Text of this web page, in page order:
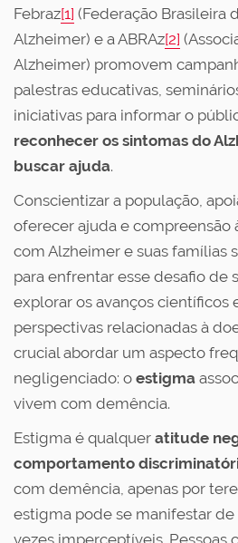
Febraz[1] (Federação Brasileira
Alzheimer) e a ABRAz[2]
Alzheimer) promovem
palestras educativas,
iniciativas para informar o
reconhecer os sintomas do
buscar ajuda.
Conscientizar a população,
oferecer ajuda e compreensão
com Alzheimer e suas famílias
para enfrentar esse desafio de
explorar os avanços científicos
perspectivas relacionadas à
crucial abordar um aspecto
negligenciado: o estigma
vivem com demência.
Estigma é qualquer atitude
comportamento
com demência, apenas por
estigma pode se manifestar
vezes imperceptíveis. Pessoas